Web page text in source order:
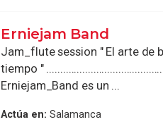
Erniejam Band
Jam_flute session " El arte de
tiempo "
Erniejam_Band es un ...
Actúa en: Salamanca